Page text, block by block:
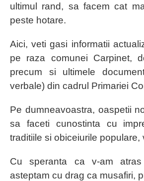
ultimul rand, sa facem cat
peste hotare.
Aici, veti gasi informatii
pe raza comunei Carpinet,
precum si ultimele
verbale) din cadrul Primariei
Pe dumneavoastra, oaspetii
sa faceti cunostinta cu
traditiile si obiceiurile
Cu speranta ca v-am
asteptam cu drag ca musafiri,